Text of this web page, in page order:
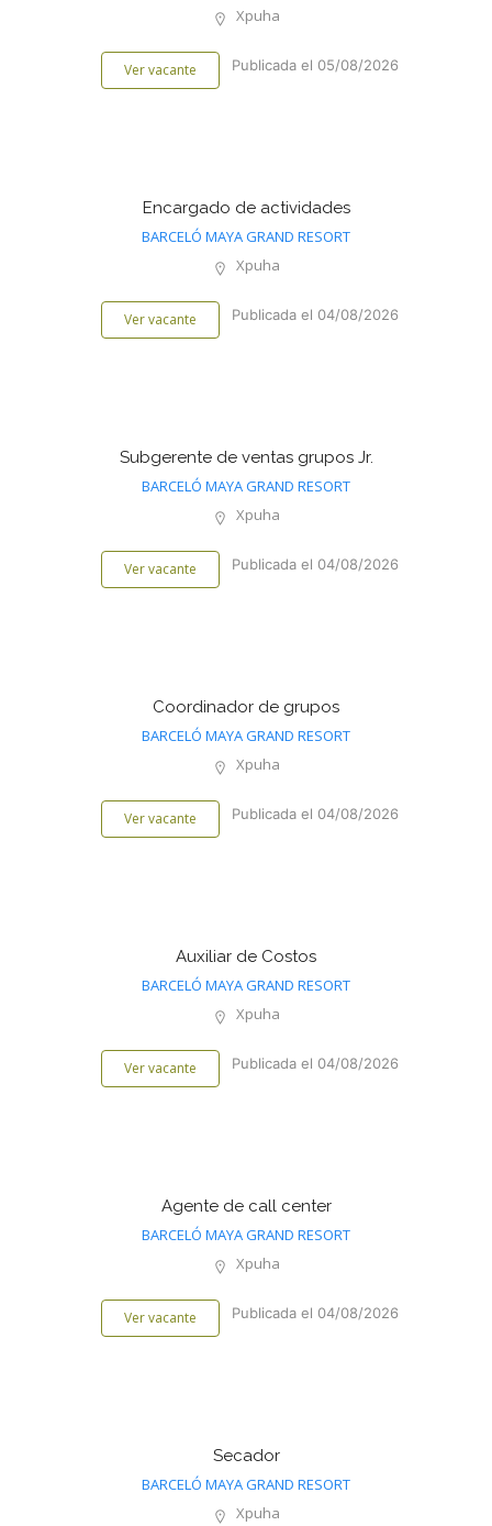
Xpuha
Ver vacante Publicada el 05/08/2026
Encargado de actividades
BARCELÓ MAYA GRAND RESORT
Xpuha
Ver vacante Publicada el 04/08/2026
Subgerente de ventas grupos Jr.
BARCELÓ MAYA GRAND RESORT
Xpuha
Ver vacante Publicada el 04/08/2026
Coordinador de grupos
BARCELÓ MAYA GRAND RESORT
Xpuha
Ver vacante Publicada el 04/08/2026
Auxiliar de Costos
BARCELÓ MAYA GRAND RESORT
Xpuha
Ver vacante Publicada el 04/08/2026
Agente de call center
BARCELÓ MAYA GRAND RESORT
Xpuha
Ver vacante Publicada el 04/08/2026
Secador
BARCELÓ MAYA GRAND RESORT
Xpuha